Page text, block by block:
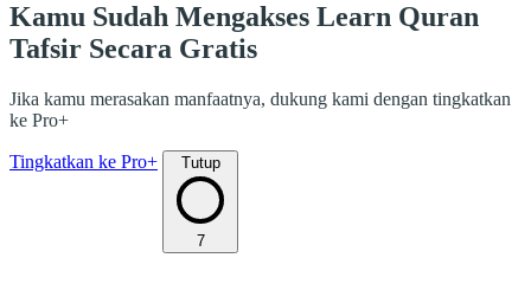
Kamu Sudah Mengakses Learn Quran
Tafsir Secara Gratis
Jika kamu merasakan manfaatnya, dukung kami dengan tingkatkan
ke Pro+
Tingkatkan ke Pro+ Tutup
7